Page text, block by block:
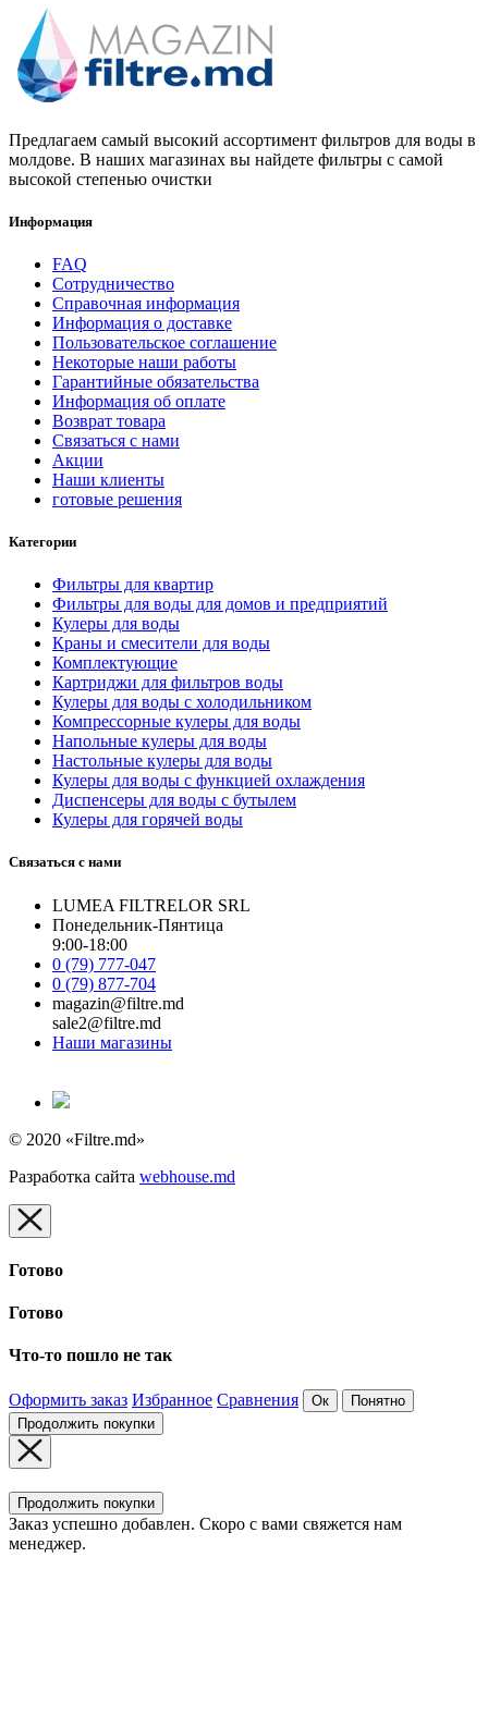
Предлагаем самый высокий ассортимент фильтров для воды в
молдове. В наших магазинах вы найдете фильтры с самой
высокой степенью очистки
Информация
FAQ
Сотрудничество
Справочная информация
Информация о доставке
Пользовательское соглашение
Некоторые наши работы
Гарантийные обязательства
Информация об оплате
Возврат товара
Связаться с нами
Акции
Наши клиенты
готовые решения
Категории
Фильтры для квартир
Фильтры для воды для домов и предприятий
Кулеры для воды
Краны и смесители для воды
Комплектующие
Картриджи для фильтров воды
Кулеры для воды с холодильником
Компрессорные кулеры для воды
Напольные кулеры для воды
Настольные кулеры для воды
Кулеры для воды с функцией охлаждения
Диспенсеры для воды с бутылем
Кулеры для горячей воды
Связаться с нами
LUMEA FILTRELOR SRL
Понедельник-Пянтица
9:00-18:00
0 (79) 777-047
0 (79) 877-704
magazin@filtre.md
sale2@filtre.md
Наши магазины
© 2020 «Filtre.md»
Разработка сайта webhouse.md
Готово
Готово
Что-то пошло не так
Оформить заказ Избранное Сравнения Ок
Понятно
Продолжить покупки
Продолжить покупки
Заказ успешно добавлен. Скоро с вами свяжется нам
менеджер.